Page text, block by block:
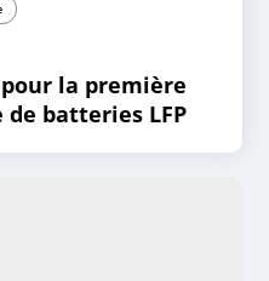
la première
batteries LFP